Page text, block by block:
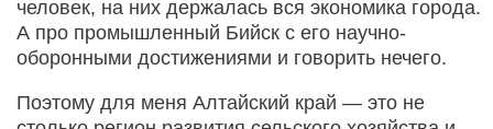
человек, на них держалась вся экономика города.
А про промышленный Бийск с его научно-
оборонными достижениями и говорить нечего.
Поэтому для меня Алтайский край — это не